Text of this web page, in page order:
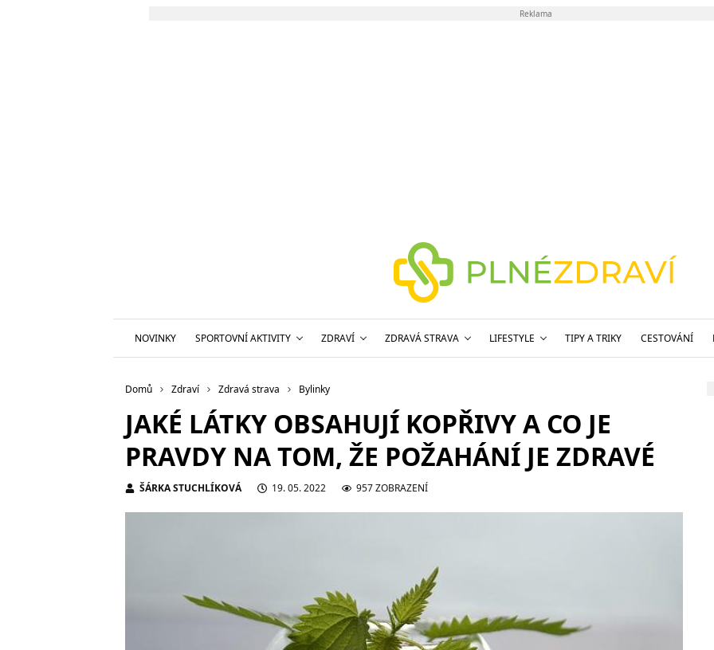
Reklama
NOVINKY SPORTOVNÍ AKTIVITY ZDRAVÍ ZDRAVÁ STRAVA LIFESTYLE TIPY A TRIKY CESTOVÁNÍ
Domů Zdraví Zdravá strava Bylinky
JAKÉ LÁTKY OBSAHUJÍ KOPŘIVY A CO JE
PRAVDY NA TOM, ŽE POŽAHÁNÍ JE ZDRAVÉ
ŠÁRKA STUCHLÍKOVÁ 19. 05. 2022 957 ZOBRAZENÍ